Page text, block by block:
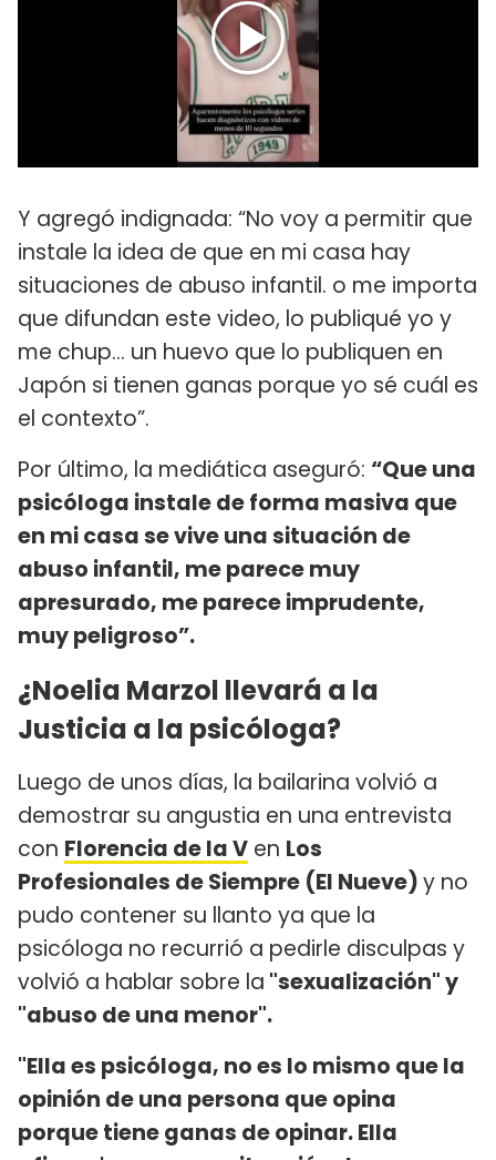
Y agregó indignada: “No voy a permitir que
instale la idea de que en mi casa hay
situaciones de abuso infantil. o me importa
que difundan este video, lo publiqué yo y
me chup... un huevo que lo publiquen en
Japón si tienen ganas porque yo sé cuál es
el contexto”.
Por último, la mediática aseguró: “Que una
psicóloga instale de forma masiva que
en mi casa se vive una situación de
abuso infantil, me parece muy
apresurado, me parece imprudente,
muy peligroso”.
¿Noelia Marzol llevará a la
Justicia a la psicóloga?
Luego de unos días, la bailarina volvió a
demostrar su angustia en una entrevista
con Florencia de la V en Los
Profesionales de Siempre (El Nueve)y no
pudo contener su llanto ya que la
psicóloga no recurrió a pedirle disculpas y
volvió a hablar sobre la "sexualización" y
"abuso de una menor".
"Ella es psicóloga, no es lo mismo que la
opinión de una persona que opina
porque tiene ganas de opinar. Ella